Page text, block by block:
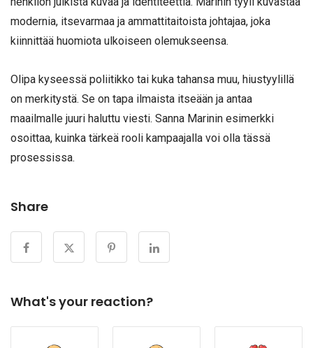
modernia, itsevarmaa ja ammattitaitoista johtajaa, joka
kiinnittää huomiota ulkoiseen olemukseensa.
Olipa kyseessä poliitikko tai kuka tahansa muu, hiustyylillä
on merkitystä. Se on tapa ilmaista itseään ja antaa
maailmalle juuri haluttu viesti. Sanna Marinin esimerkki
osoittaa, kuinka tärkeä rooli kampaajalla voi olla tässä
prosessissa.
Share
What's your reaction?